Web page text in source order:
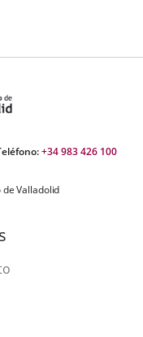
+34 983 426 100
Valladolid